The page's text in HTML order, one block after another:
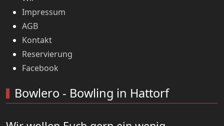
Impressum
AGB
Kontakt
Reservierung
Facebook
Bowlero - Bowling in Hattorf